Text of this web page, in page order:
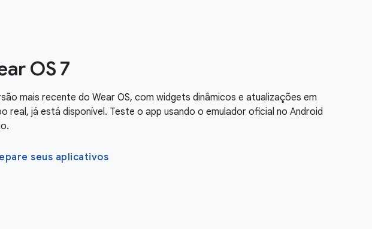
OS 7
mais recente do Wear OS, com widgets dinâmicos e atualizações em
real, já está disponível. Teste o app usando o emulador oficial no Android
seus aplicativos